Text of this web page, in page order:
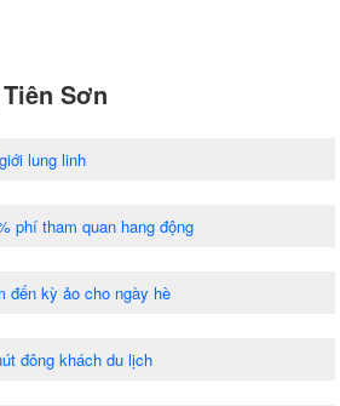
Sơn
lung linh
phí tham quan hang động
đến kỳ ảo cho ngày hè
đông khách du lịch